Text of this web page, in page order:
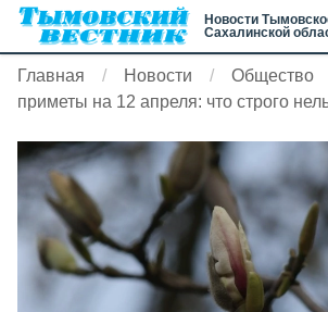
Новости
Сахалинской
Главная Новости Общество
приметы на 12 апреля: что строго